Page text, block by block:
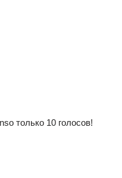
только 10 голосов!